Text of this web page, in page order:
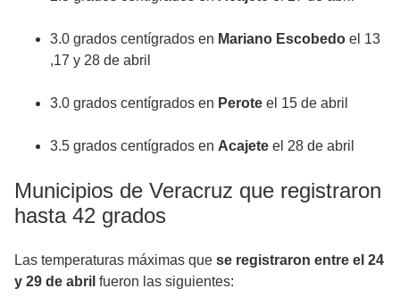
3.0 grados centígrados en Mariano Escobedo el 13
,17 y 28 de abril
3.0 grados centígrados en Perote el 15 de abril
3.5 grados centígrados en Acajete el 28 de abril
Municipios de Veracruz que registraron
hasta 42 grados
Las temperaturas máximas que se registraron entre el 24
y 29 de abril fueron las siguientes: